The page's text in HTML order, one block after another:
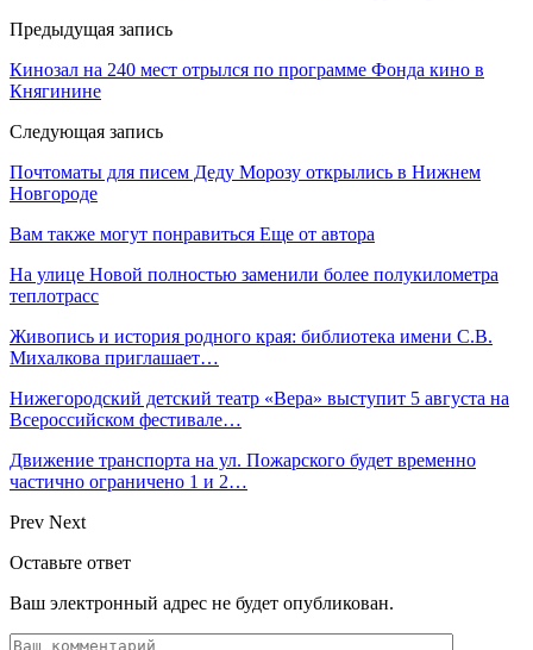
Предыдущая запись
Кинозал на 240 мест отрылся по программе Фонда кино в
Княгинине
Следующая запись
Почтоматы для писем Деду Морозу открылись в Нижнем
Новгороде
Вам также могут понравиться Еще от автора
На улице Новой полностью заменили более полукилометра
теплотрасс
Живопись и история родного края: библиотека имени С.В.
Михалкова приглашает…
Нижегородский детский театр «Вера» выступит 5 августа на
Всероссийском фестивале…
Движение транспорта на ул. Пожарского будет временно
частично ограничено 1 и 2…
Prev Next
Оставьте ответ
Ваш электронный адрес не будет опубликован.